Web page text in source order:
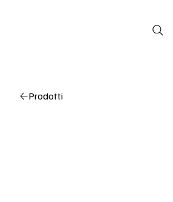
Prodotti